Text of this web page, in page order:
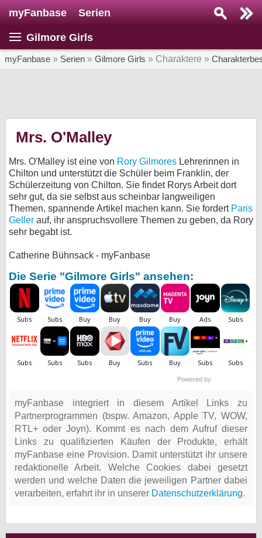
myFanbase Serien
Gilmore Girls
myFanbase » Serien » Gilmore Girls » Charaktere »
Mrs. O'Malley
Mrs. O'Malley ist eine von Rory Gilmores Lehrerinnen in
Chilton und unterstützt die Schüler beim Franklin, der
Schülerzeitung von Chilton. Sie findet Rorys Arbeit dort
sehr gut, da sie selbst aus scheinbar langweiligen
Themen, spannende Artikel machen kann. Sie fordert Paris
Geller auf, ihr anspruchsvollere Themen zu geben, da Rory
sehr begabt ist.
Catherine Bühnsack - myFanbase
Die Serie "Gilmore Girls" ansehen:
Powered by
myFanbase integriert in diesem Artikel Links zu
Partnerprogrammen (bspw. Amazon, Apple TV, WOW,
RTL+ oder Joyn). Kommt es nach dem Aufruf dieser
Links zu qualifizierten Käufen der Produkte, erhält
myFanbase eine Provision. Damit unterstützt ihr unsere
redaktionelle Arbeit. Welche Cookies dabei gesetzt
werden und welche Daten die jeweiligen Partner dabei
verarbeiten, erfahrt ihr in unserer Datenschutzerklärung.
SERIEN
KULTUR
Specials
SERVICE
Forum
bei X
bei Facebook
Kontakt
Nutzungsbedingungen
Cookie-Einstellungen
Impressum
Desktop-Ansicht
myFanbase